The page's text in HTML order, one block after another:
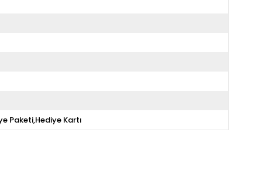
Paketi,Hediye Kartı